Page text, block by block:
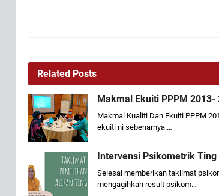
Related Posts
Makmal Ekuiti PPPM 2013-
Makmal Kualiti Dan Ekuiti PPPM
ekuiti ni sebenarnya.…
Intervensi Psikometrik
Selesai memberikan taklimat
mengagihkan result psikom…